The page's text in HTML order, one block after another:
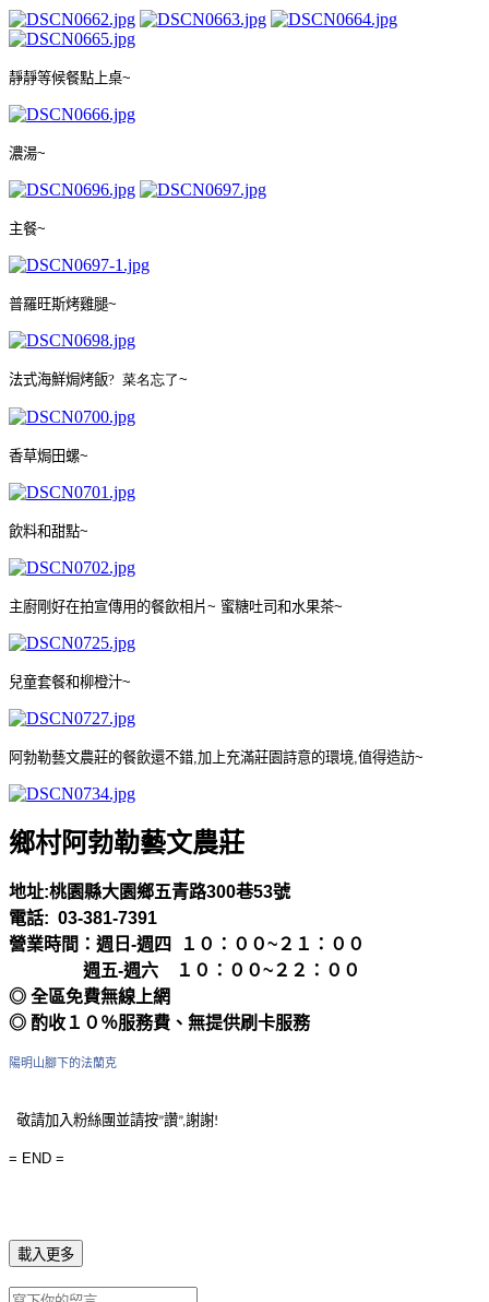
靜靜等候餐點上桌~
濃湯~
主餐~
普羅旺斯烤雞腿~
法式海鮮焗烤飯? 菜名忘了~
香草焗田螺~
飲料和甜點~
主廚剛好在拍宣傳用的餐飲相片~ 蜜糖吐司和水果茶~
兒童套餐和柳橙汁~
阿勃勒藝文農莊的餐飲還不錯 加上充滿莊園詩意的環境 值得造訪~
鄉村阿勃勒藝文農莊
地址:桃園縣大園鄉五青路300巷53號
電話: 03-381-7391
營業時間： 週日 -週四 １０：００~２１：００
週五-週六 １０：００~２２：００
◎ 全區免費無線上網
◎ 酌收１０％服務費、無提供刷卡服務
陽明山腳下的法蘭克
敬請加入粉絲團並請按”讚”,謝謝!
= END =
載入更多